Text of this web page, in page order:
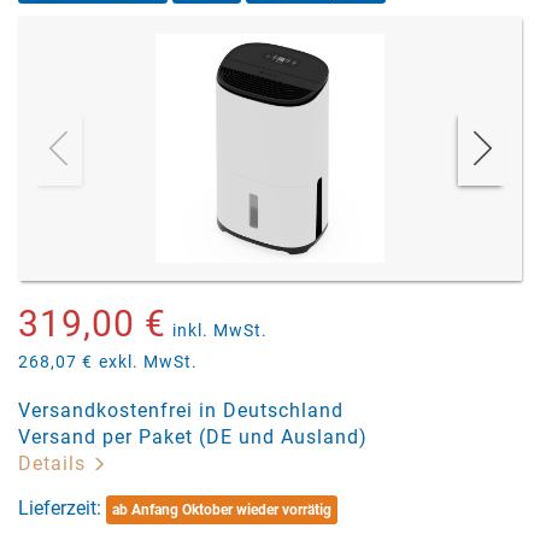
319,00 € inkl. MwSt.
268,07 € exkl. MwSt.
Versandkostenfrei in Deutschland
Versand per Paket (DE und Ausland)
Details
Lieferzeit:
ab Anfang Oktober wieder vorrätig